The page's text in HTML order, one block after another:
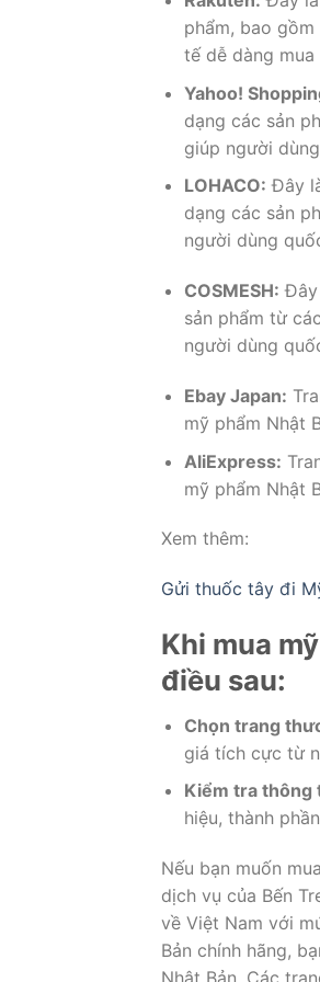
phẩm, bao
tế dễ dàng mua
Yahoo!
dạng các sản
giúp người
LOHACO: Đây
dạng các sản
người dùng
COSMESH: Đây
sản phẩm từ
người dùng
Ebay Japan:
mỹ phẩm Nhật
AliExpress:
mỹ phẩm Nhật
Xem thêm:
Gửi thuốc tây đi
Khi mua
điều sau:
Chọn trang
giá tích cực từ
Kiểm tra thông
hiệu, thành
Nếu bạn muốn
dịch vụ của Bến
về Việt Nam với
Bản chính hãng,